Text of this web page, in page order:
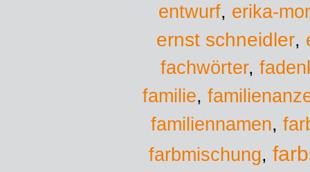
entwurf, erika-
ernst schneidler,
fachwörter,
familie,
familiennamen,
farbmischung,